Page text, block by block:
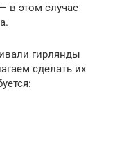
в этом случае
гирлянды
сделать их